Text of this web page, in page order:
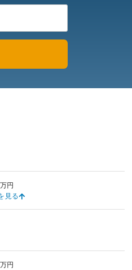
万円
見る
万円